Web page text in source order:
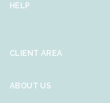
HELP
CLIENT AREA
ABOUT US